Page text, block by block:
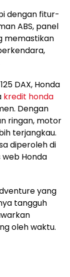
dengan fitur-
ABS, panel
memastikan
DAX, Honda
kredit honda
Dengan
ringan, motor
terjangkau.
diperoleh di
Honda
yang
tangguh
oleh waktu.